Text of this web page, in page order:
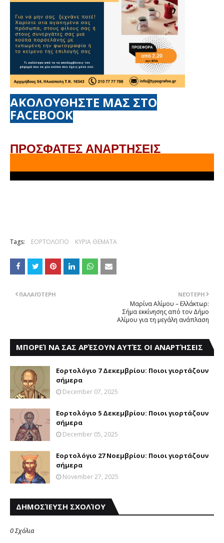
ΑΚΟΛΟΥΘΗΣΤΕ ΜΑΣ ΣΤΟ
FACEBOOK
ΠΡΟΣΦΑΤΕΣ ΑΝΑΡΤΗΣΕΙΣ
Tags: ΕΟΡΤΟΛΟΓΙΟ ΚΥΡΙΑ ΘΕΜΑΤΑ
ΝΕΌΤΕΡΗ
Mαρίνα Aλίμου – Eλλάκτωρ:
Σήμα εκκίνησης από τον Δήμο
Αλίμου για τη μεγάλη ανάπλαση
ΠΑΛΑΙΌΤΕΡΗ
ΜΠΟΡΕΊ ΝΑ ΣΑΣ ΑΡΈΣΟΥΝ ΑΥΤΈΣ ΟΙ ΑΝΑΡΤΉΣΕΙΣ
Εορτολόγιο 7 Δεκεμβρίου: Ποιοι γιορτάζουν
σήμερα
December 07, 2025
Εορτολόγιο 5 Δεκεμβρίου: Ποιοι γιορτάζουν
σήμερα
December 05, 2025
Εορτολόγιο 27 Νοεμβρίου: Ποιοι γιορτάζουν
σήμερα
November 27, 2025
ΔΗΜΟΣΊΕΥΣΗ ΣΧΟΛΊΟΥ
0 Σχόλια